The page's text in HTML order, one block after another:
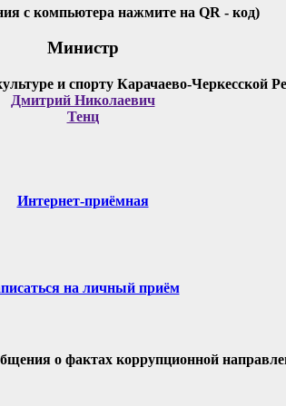
с компьютера нажмите на QR - код)
Министр
Дмитрий Николаевич
Тенц
Интернет-приёмная
на личный приём
о фактах коррупционной